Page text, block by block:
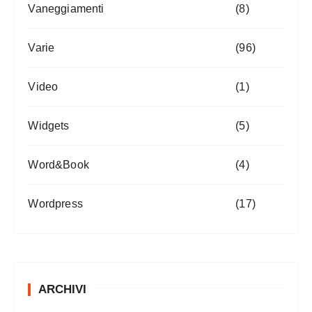
Vaneggiamenti (8)
Varie (96)
Video (1)
Widgets (5)
Word&Book (4)
Wordpress (17)
ARCHIVI